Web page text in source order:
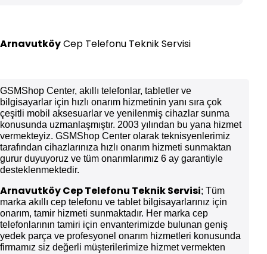
ArnavutköyCep Telefonu Teknik Servisi
GSMShop Center, akıllı telefonlar, tabletler ve
bilgisayarlar için hızlı onarım hizmetinin yanı sıra çok
çeşitli mobil aksesuarlar ve yenilenmiş cihazlar sunma
konusunda uzmanlaşmıştır. 2003 yılından bu yana hizmet
vermekteyiz. GSMShop Center olarak teknisyenlerimiz
tarafından cihazlarınıza hızlı onarım hizmeti sunmaktan
gurur duyuyoruz ve tüm onarımlarımız 6 ay garantiyle
desteklenmektedir.
ArnavutköyCep Telefonu Teknik Servisi; Tüm
marka akıllı cep telefonu ve tablet bilgisayarlarınız için
onarım, tamir hizmeti sunmaktadır. Her marka cep
telefonlarının tamiri için envanterimizde bulunan geniş
yedek parça ve profesyonel onarım hizmetleri konusunda
firmamız siz değerli müşterilerimize hizmet vermekten